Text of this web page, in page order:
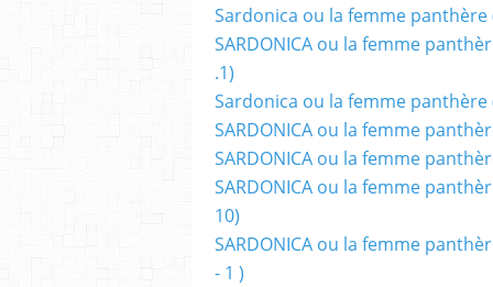
Sardonica ou la femme panthère
SARDONICA ou la femme
.1)
Sardonica ou la femme panthère
SARDONICA ou la femme
SARDONICA ou la femme
SARDONICA ou la femme
10)
SARDONICA ou la femme
- 1 )